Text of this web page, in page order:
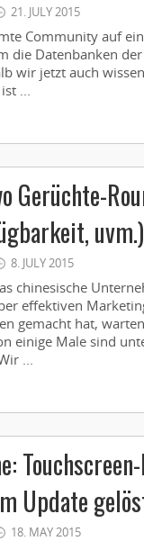
21. JULY 2015
Community auf
die Datenbanken
wir jetzt auch
...
Gerüchte-
uvm.)
8. JULY 2015
chinesische
effektiven
gemacht hat,
einige Male sind
...
Update
18. MAY 2015